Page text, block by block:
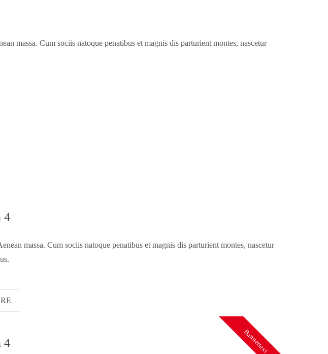
massa. Cum sociis natoque penatibus et magnis dis parturient montes, nascetur
4
massa. Cum sociis natoque penatibus et magnis dis parturient montes, nascetur
Bannertext
4